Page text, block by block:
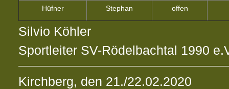
Hüfner Stephan offen
Silvio Köhler
Sportleiter SV-Rödelbachtal 1990
Kirchberg, den 21./22.02.2020